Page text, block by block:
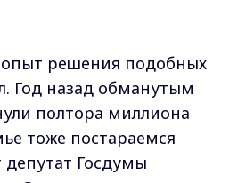
решения подобных
Год назад обманутым
полтора миллиона
тоже постараемся
Госдумы